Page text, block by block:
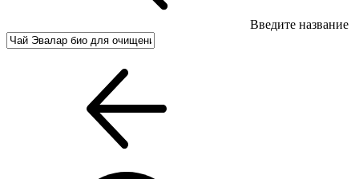
Введите название